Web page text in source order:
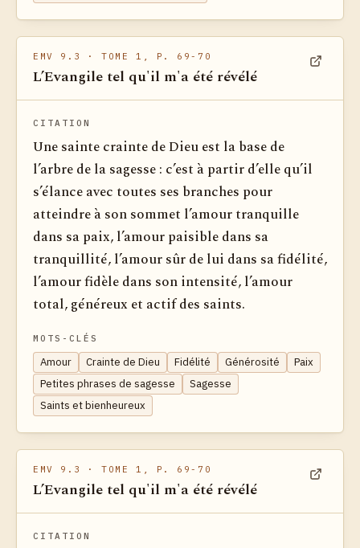
EMV 9.3 · TOME 1, P. 69-70
L’Evangile tel qu'il m'a été révélé
CITATION
Une sainte crainte de Dieu est la base de
l’arbre de la sagesse : c’est à partir d’elle qu’il
s’élance avec toutes ses branches pour
atteindre à son sommet l’amour tranquille
dans sa paix, l’amour paisible dans sa
tranquillité, l’amour sûr de lui dans sa fidélité,
l’amour fidèle dans son intensité, l’amour
total, généreux et actif des saints.
MOTS-CLÉS
Amour Crainte de Dieu Fidélité Générosité
Paix
Petites phrases de sagesse
Sagesse
Saints et bienheureux
EMV 9.3 · TOME 1, P. 69-70
L’Evangile tel qu'il m'a été révélé
CITATION